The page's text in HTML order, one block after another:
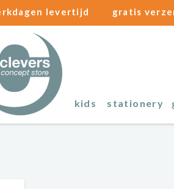
levertijd gratis
kids stationery